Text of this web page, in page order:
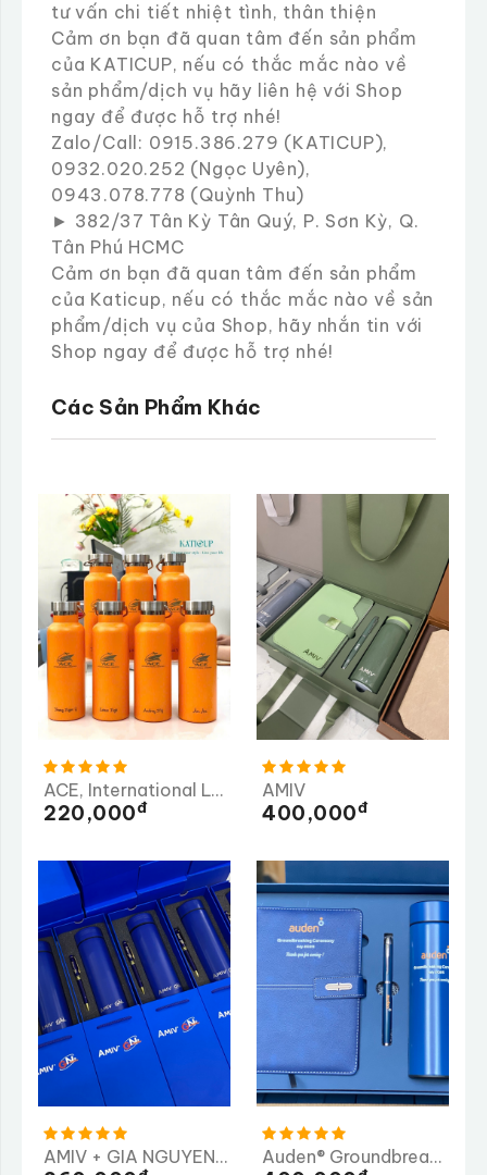
tư vấn chi tiết nhiệt tình, thân thiện
Cảm ơn bạn đã quan tâm đến sản phẩm
của KATICUP, nếu có thắc mắc nào về
sản phẩm/dịch vụ hãy liên hệ với Shop
ngay để được hỗ trợ nhé!
Zalo/Call: 0915.386.279 (KATICUP),
0932.020.252 (Ngọc Uyên),
0943.078.778 (Quỳnh Thu)
► 382/37 Tân Kỳ Tân Quý, P. Sơn Kỳ, Q.
Tân Phú HCMC
Cảm ơn bạn đã quan tâm đến sản phẩm
của Katicup, nếu có thắc mắc nào về sản
phẩm/dịch vụ của Shop, hãy nhắn tin với
Shop ngay để được hỗ trợ nhé!
Các Sản Phẩm Khác
ACE, International Logistics
220,000Đ
AMIV
400,000Đ
AMIV + GIA NGUYEN ME CO.,LTD ( GN ) Auden® Groundbreaking Ceremony